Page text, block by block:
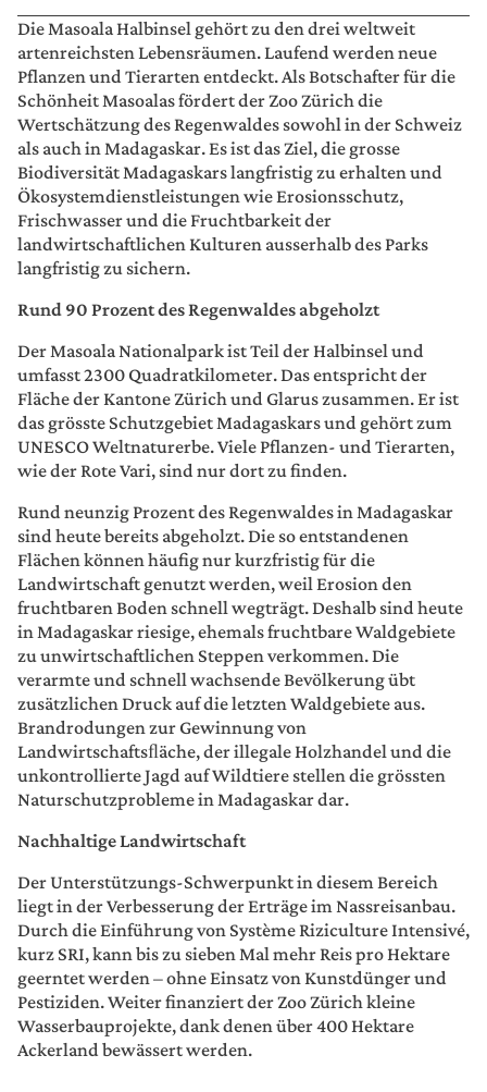
Die Masoala Halbinsel gehört zu den drei weltweit
artenreichsten Lebensräumen. Laufend werden neue
Pflanzen und Tierarten entdeckt. Als Botschafter für die
Schönheit Masoalas fördert der Zoo Zürich die
Wertschätzung des Regenwaldes sowohl in der Schweiz
als auch in Madagaskar. Es ist das Ziel, die grosse
Biodiversität Madagaskars langfristig zu erhalten und
Ökosystemdienstleistungen wie Erosionsschutz,
Frischwasser und die Fruchtbarkeit der
landwirtschaftlichen Kulturen ausserhalb des Parks
langfristig zu sichern.
Rund 90 Prozent des Regenwaldes abgeholzt
Der Masoala Nationalpark ist Teil der Halbinsel und
umfasst 2300 Quadratkilometer. Das entspricht der
Fläche der Kantone Zürich und Glarus zusammen. Er ist
das grösste Schutzgebiet Madagaskars und gehört zum
UNESCO Weltnaturerbe. Viele Pflanzen- und Tierarten,
wie der Rote Vari, sind nur dort zu finden.
Rund neunzig Prozent des Regenwaldes in Madagaskar
sind heute bereits abgeholzt. Die so entstandenen
Flächen können häufig nur kurzfristig für die
Landwirtschaft genutzt werden, weil Erosion den
fruchtbaren Boden schnell wegträgt. Deshalb sind heute
in Madagaskar riesige, ehemals fruchtbare Waldgebiete
zu unwirtschaftlichen Steppen verkommen. Die
verarmte und schnell wachsende Bevölkerung übt
zusätzlichen Druck auf die letzten Waldgebiete aus.
Brandrodungen zur Gewinnung von
Landwirtschaftsﬂäche, der illegale Holzhandel und die
unkontrollierte Jagd auf Wildtiere stellen die grössten
Naturschutzprobleme in Madagaskar dar.
Nachhaltige Landwirtschaft
Der Unterstützungs-Schwerpunkt in diesem Bereich
liegt in der Verbesserung der Erträge im Nassreisanbau.
Durch die Einführung von Système Riziculture Intensivé,
kurz SRI, kann bis zu sieben Mal mehr Reis pro Hektare
geerntet werden – ohne Einsatz von Kunstdünger und
Pestiziden. Weiter finanziert der Zoo Zürich kleine
Wasserbauprojekte, dank denen über 400 Hektare
Ackerland bewässert werden.